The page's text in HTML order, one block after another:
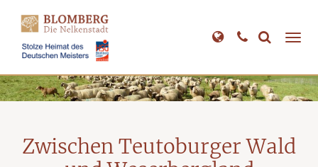
Inhalt
Zwischen Teutoburger Wald